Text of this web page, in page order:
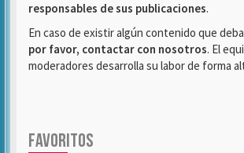
responsables de sus publicaciones.
En caso de existir algún contenido que
por favor, contactar con nosotros. El
moderadores desarrolla su labor de forma
FAVORITOS